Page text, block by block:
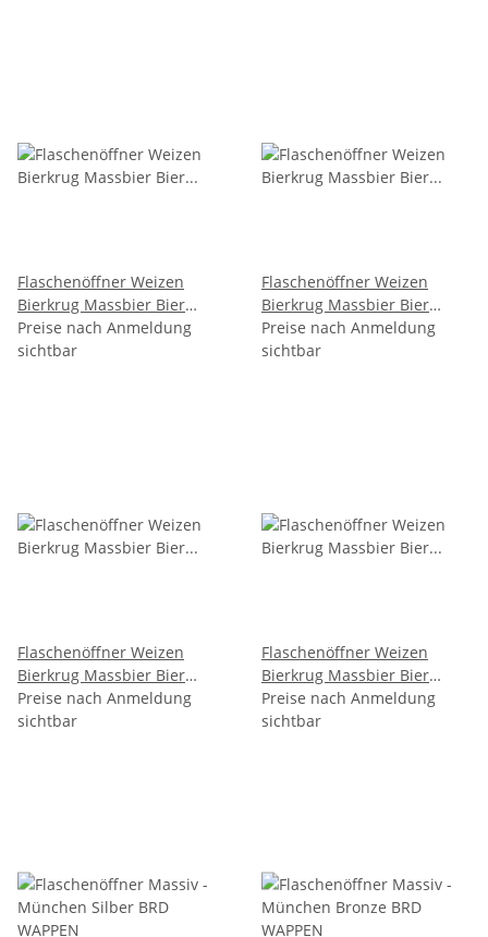
Flaschenöffner Weizen
Bierkrug Massbier Bier
München M3
Preise nach Anmeldung
sichtbar
Flaschenöffner Weizen
Bierkrug Massbier Bier
München M4
Preise nach Anmeldung
sichtbar
Flaschenöffner Weizen
Bierkrug Massbier Bier
München M5
Preise nach Anmeldung
sichtbar
Flaschenöffner Weizen
Bierkrug Massbier Bier
München M6
Preise nach Anmeldung
sichtbar